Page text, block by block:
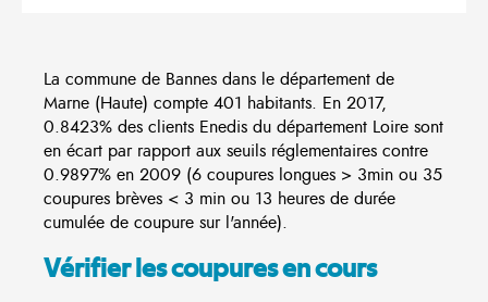
La commune de Bannes dans le département de
Marne (Haute) compte 401 habitants. En 2017,
0.8423% des clients Enedis du département Loire sont
en écart par rapport aux seuils réglementaires contre
0.9897% en 2009 (6 coupures longues > 3min ou 35
coupures brèves < 3 min ou 13 heures de durée
cumulée de coupure sur l'année).
Vérifier les coupures en cours